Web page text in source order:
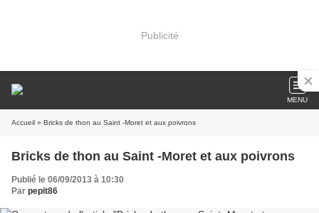
Publicité
MENU
Accueil » Bricks de thon au Saint -Moret et aux poivrons
Bricks de thon au Saint -Moret et aux poivrons
Publié le 06/09/2013 à 10:30
Par pepit86